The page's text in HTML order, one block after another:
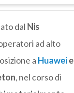
dal Nis
ad alto
a Huaweie
, nel corso di